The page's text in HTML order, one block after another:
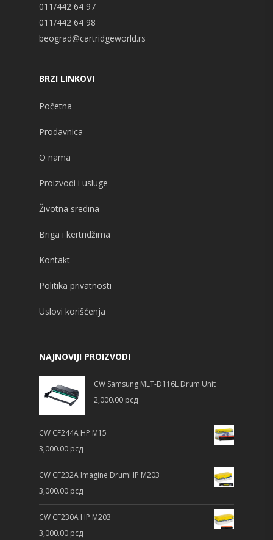
011/442 64 97
011/442 64 98
beograd@cartridgeworld.rs
BRZI LINKOVI
Početna
Prodavnica
O nama
Proizvodi i usluge
Životna sredina
Briga i kertridžima
Kontakt
Politika privatnosti
Uslovi korišćenja
NAJNOVIJI PROIZVODI
CW Samsung MLT-D116L Drum Unit
2,000.00 рсд
CW CF244A HP M15
3,000.00 рсд
CW CF232A Imagine DrumHP M203
3,000.00 рсд
CW CF230A HP M203
3,000.00 рсд